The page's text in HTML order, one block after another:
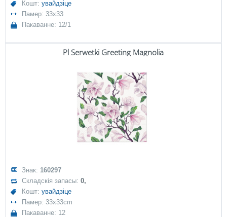
Кошт:увайдзіце
Памер: 33x33
Пакаванне: 12/1
Pl Serwetki Greeting Magnolia
Знак: 160297
Складскія запасы:0,
Кошт:увайдзіце
Памер: 33x33cm
Пакаванне: 12